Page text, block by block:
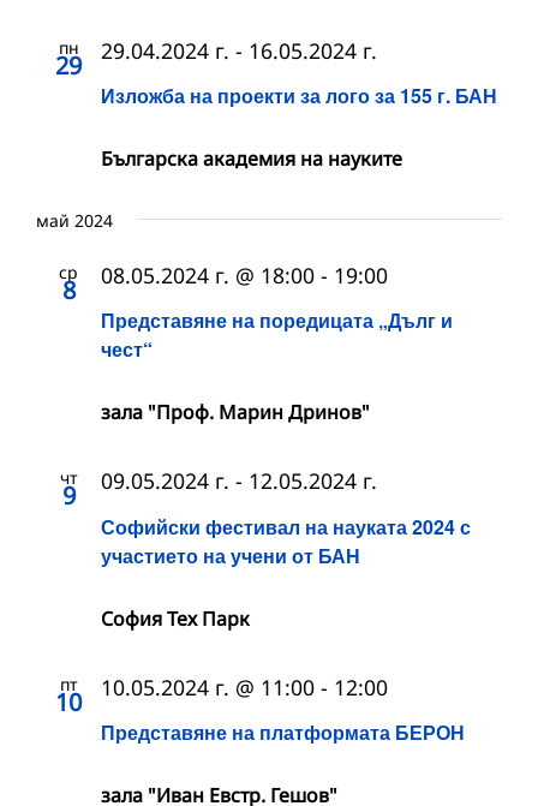
пн
29
Изложба на проекти за лого за 155 г. БАН
29.04.2024 г. - 16.05.2024 г.
Българска академия на науките
май 2024
ср
8
Представяне на поредицата „Дълг и
чест“
08.05.2024 г. @ 18:00 - 19:00
зала "Проф. Марин Дринов"
чт
9
Софийски фестивал на науката 2024 с
участието на учени от БАН
09.05.2024 г. - 12.05.2024 г.
София Тех Парк
пт
10
Представяне на платформата БЕРОН
10.05.2024 г. @ 11:00 - 12:00
зала "Иван Евстр. Гешов"